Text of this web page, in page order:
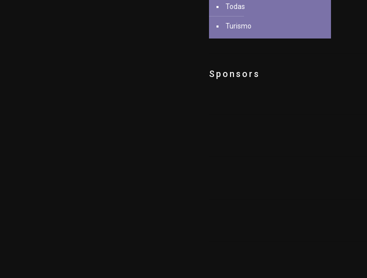
Todas
Turismo
Sponsors